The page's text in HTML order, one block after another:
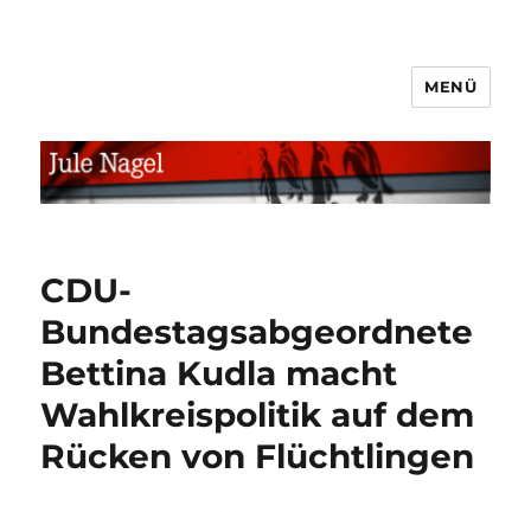
MENÜ
CDU-
Bundestagsabgeordnete
Bettina Kudla macht
Wahlkreispolitik auf dem
Rücken von Flüchtlingen